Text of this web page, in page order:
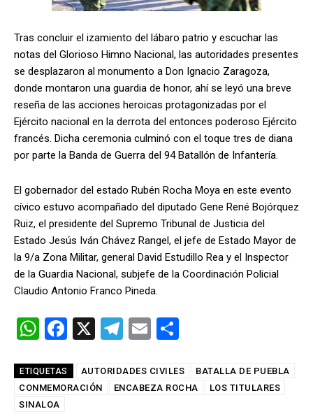
Tras concluir el izamiento del lábaro patrio y escuchar las
notas del Glorioso Himno Nacional, las autoridades presentes
se desplazaron al monumento a Don Ignacio Zaragoza,
donde montaron una guardia de honor, ahí se leyó una breve
reseña de las acciones heroicas protagonizadas por el
Ejército nacional en la derrota del entonces poderoso Ejército
francés. Dicha ceremonia culminó con el toque tres de diana
por parte la Banda de Guerra del 94 Batallón de Infantería.
El gobernador del estado Rubén Rocha Moya en este evento
cívico estuvo acompañado del diputado Gene René Bojórquez
Ruiz, el presidente del Supremo Tribunal de Justicia del
Estado Jesús Iván Chávez Rangel, el jefe de Estado Mayor de
la 9/a Zona Militar, general David Estudillo Rea y el Inspector
de la Guardia Nacional, subjefe de la Coordinación Policial
Claudio Antonio Franco Pineda.
W
at
s
F
ce
b
X
T
e
gr
E
ail m
p
ETIQUETAS AUTORIDADES CIVILES
BATALLA DE PUEBLA
CONMEMORACIÓN
ENCABEZA ROCHA
LOS TITULARES
SINALOA